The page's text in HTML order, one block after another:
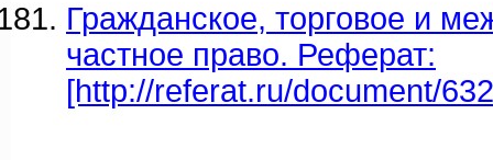
Гражданское, торговое и
частное право. Реферат:
[http://referat.ru/document/